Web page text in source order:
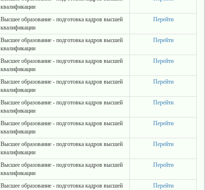
квалификации
Высшее образование - подготовка кадров высшей
квалификации
Перейти
Высшее образование - подготовка кадров высшей
квалификации
Перейти
Высшее образование - подготовка кадров высшей
квалификации
Перейти
Высшее образование - подготовка кадров высшей
квалификации
Перейти
Высшее образование - подготовка кадров высшей
квалификации
Перейти
Высшее образование - подготовка кадров высшей
квалификации
Перейти
Высшее образование - подготовка кадров высшей
квалификации
Перейти
Высшее образование - подготовка кадров высшей
квалификации
Перейти
Высшее образование - подготовка кадров высшей
Перейти